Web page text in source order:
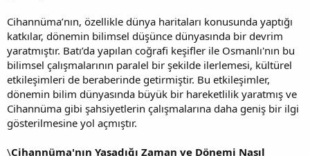
Cihannüma’nın, özellikle dünya haritaları konusunda yaptığı
katkılar, dönemin bilimsel düşünce dünyasında bir devrim
yaratmıştır. Batı’da yapılan coğrafi keşifler ile Osmanlı'nın bu
bilimsel çalışmalarının paralel bir şekilde ilerlemesi, kültürel
etkileşimleri de beraberinde getirmiştir. Bu etkileşimler,
dönemin bilim dünyasında büyük bir hareketlilik yaratmış ve
Cihannüma gibi şahsiyetlerin çalışmalarına daha geniş bir ilgi
gösterilmesine yol açmıştır.
\Cihannüma'nın Yaşadığı Zaman ve Dönemi Nasıl